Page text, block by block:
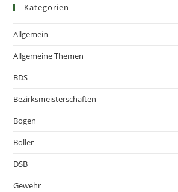
Kategorien
Allgemein
Allgemeine Themen
BDS
Bezirksmeisterschaften
Bogen
Böller
DSB
Gewehr